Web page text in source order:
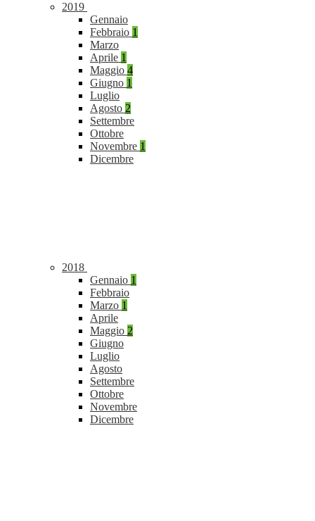
2019
Gennaio
Febbraio 1
Marzo
Aprile 1
Maggio 4
Giugno 1
Luglio
Agosto 2
Settembre
Ottobre
Novembre 1
Dicembre
2018
Gennaio 1
Febbraio
Marzo 1
Aprile
Maggio 2
Giugno
Luglio
Agosto
Settembre
Ottobre
Novembre
Dicembre